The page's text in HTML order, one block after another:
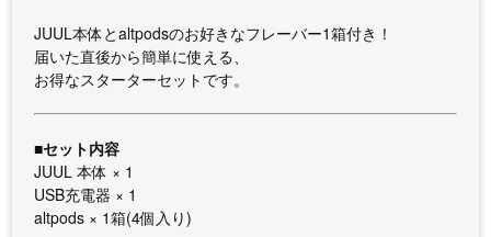
JUUL本体とaltpodsのお好きなフレーバー1箱付き！
届いた直後から簡単に使える、
お得なスターターセットです。
■セット内容
JUUL 本体 × 1
USB充電器 × 1
altpods × 1箱(4個入り)